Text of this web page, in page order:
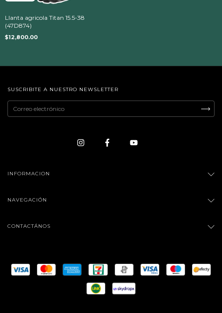
Llanta agricola Titan 15.5-38
(47D874)
$12,800.00
SUSCRIBITE A NUESTRO NEWSLETTER
INFORMACION
NAVEGACIÓN
CONTACTÁNOS